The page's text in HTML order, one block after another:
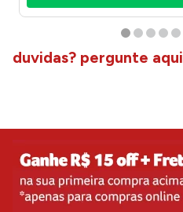
duvidas? pergunte aqui